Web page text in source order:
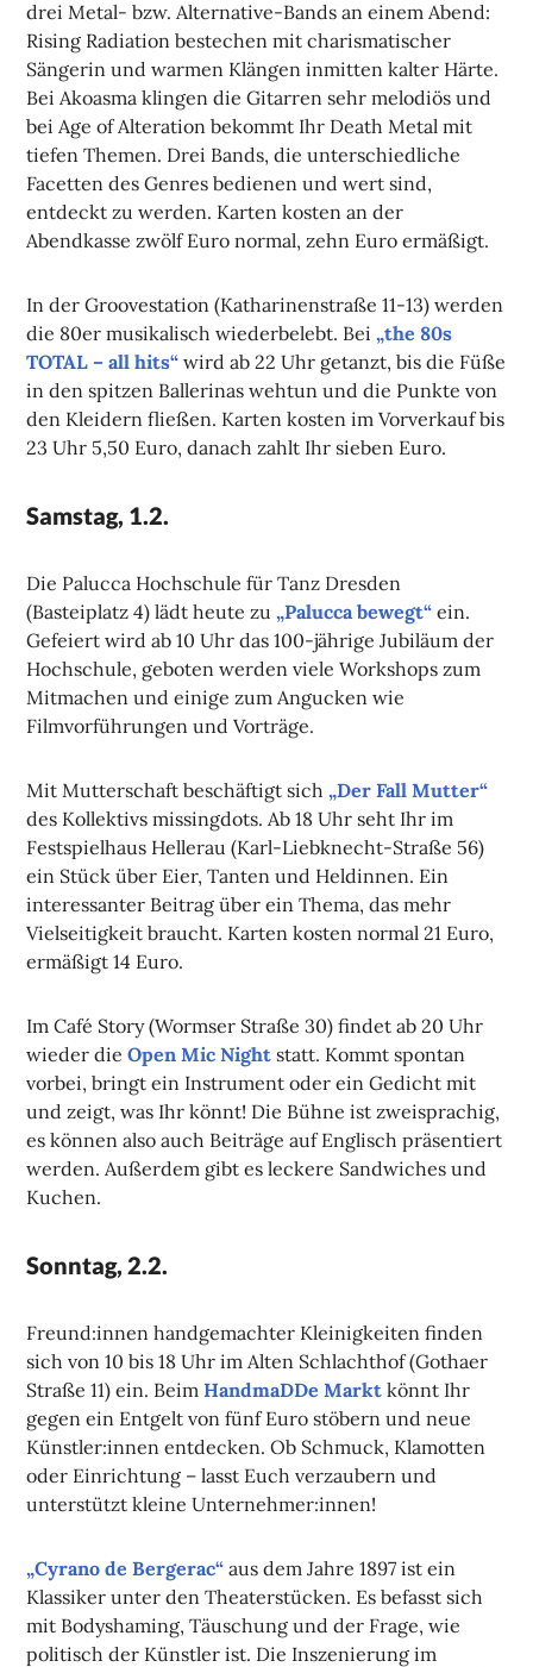
drei Metal- bzw. Alternative-Bands an einem Abend:
Rising Radiation bestechen mit charismatischer
Sängerin und warmen Klängen inmitten kalter Härte.
Bei Akoasma klingen die Gitarren sehr melodiös und
bei Age of Alteration bekommt Ihr Death Metal mit
tiefen Themen. Drei Bands, die unterschiedliche
Facetten des Genres bedienen und wert sind,
entdeckt zu werden. Karten kosten an der
Abendkasse zwölf Euro normal, zehn Euro ermäßigt.
In der Groovestation (Katharinenstraße 11-13) werden
die 80er musikalisch wiederbelebt. Bei„the 80s
TOTAL – all hits“ wird ab 22 Uhr getanzt, bis die Füße
in den spitzen Ballerinas wehtun und die Punkte von
den Kleidern fließen. Karten kosten im Vorverkauf bis
23 Uhr 5,50 Euro, danach zahlt Ihr sieben Euro.
Samstag, 1.2.
Die Palucca Hochschule für Tanz Dresden
(Basteiplatz 4) lädt heute zu„Palucca bewegt“ ein.
Gefeiert wird ab 10 Uhr das 100-jährige Jubiläum der
Hochschule, geboten werden viele Workshops zum
Mitmachen und einige zum Angucken wie
Filmvorführungen und Vorträge.
Mit Mutterschaft beschäftigt sich„Der Fall Mutter“
des Kollektivs missingdots. Ab 18 Uhr seht Ihr im
Festspielhaus Hellerau (Karl-Liebknecht-Straße 56)
ein Stück über Eier, Tanten und Heldinnen. Ein
interessanter Beitrag über ein Thema, das mehr
Vielseitigkeit braucht. Karten kosten normal 21 Euro,
ermäßigt 14 Euro.
Im Café Story (Wormser Straße 30) findet ab 20 Uhr
wieder dieOpen Mic Night statt. Kommt spontan
vorbei, bringt ein Instrument oder ein Gedicht mit
und zeigt, was Ihr könnt! Die Bühne ist zweisprachig,
es können also auch Beiträge auf Englisch präsentiert
werden. Außerdem gibt es leckere Sandwiches und
Kuchen.
Sonntag, 2.2.
Freund:innen handgemachter Kleinigkeiten finden
sich von 10 bis 18 Uhr im Alten Schlachthof (Gothaer
Straße 11) ein. BeimHandmaDDe Markt könnt Ihr
gegen ein Entgelt von fünf Euro stöbern und neue
Künstler:innen entdecken. Ob Schmuck, Klamotten
oder Einrichtung – lasst Euch verzaubern und
unterstützt kleine Unternehmer:innen!
„Cyrano de Bergerac“ aus dem Jahre 1897 ist ein
Klassiker unter den Theaterstücken. Es befasst sich
mit Bodyshaming, Täuschung und der Frage, wie
politisch der Künstler ist. Die Inszenierung im